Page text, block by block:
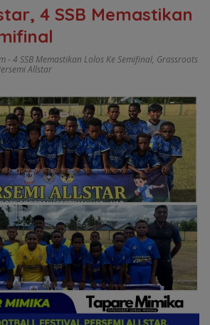
4 SSB Memastikan
- 4 SSB Memastikan Lolos Ke Semifinal, Grassroots
Allstar